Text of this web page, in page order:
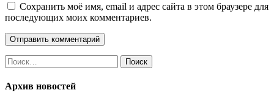
Сохранить моё имя, email и адрес сайта в этом браузере для
последующих моих комментариев.
Найти:
Архив новостей